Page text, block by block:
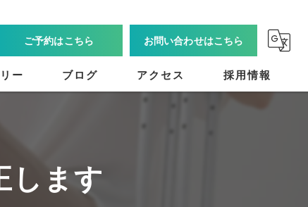
ご予約はこちら お問い合わせはこちら
ー ブログ アクセス 採用情報
します